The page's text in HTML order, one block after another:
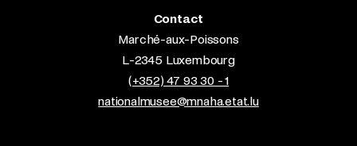
Contact
Marché-aux-Poissons
L-2345 Luxembourg
(+352) 47 93 30 - 1
nationalmusee@mnaha.etat.lu